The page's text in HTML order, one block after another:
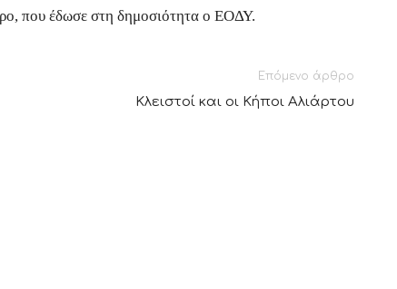
που έδωσε στη δημοσιότητα ο ΕΟΔΥ.
Επόμενο άρθρο
Κλειστοί και οι Κήποι Αλιάρτου